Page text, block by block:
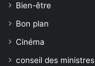
Bien-être
Bon plan
Cinéma
conseil des ministres